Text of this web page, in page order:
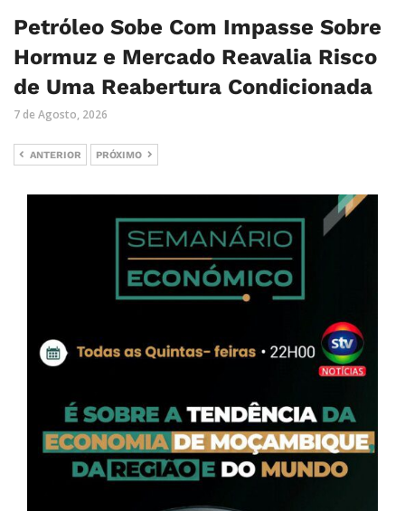
Petróleo Sobe Com Impasse Sobre
Hormuz e Mercado Reavalia Risco
de Uma Reabertura Condicionada
7 de Agosto, 2026
ANTERIOR PRÓXIMO